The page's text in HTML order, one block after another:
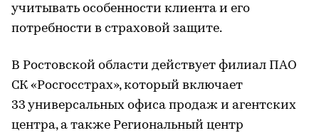
учитывать особенности клиента и его
потребности в страховой защите.
В Ростовской области действует филиал ПАО
СК «Росгосстрах», который включает
33 универсальных офиса продаж и агентских
центра, а также Региональный центр